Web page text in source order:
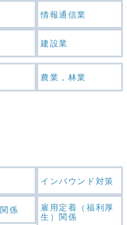
情報通信業
建設業
農業，林業
インバウンド対策
係
雇用定着（福利厚
生）関係